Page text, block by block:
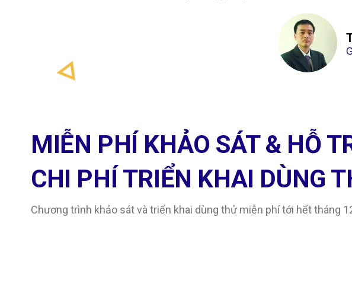
MIỄN PHÍ KHẢO SÁT & HỖ
CHI PHÍ TRIỂN KHAI DÙNG
Chương trình khảo sát và triển khai dùng thử miễn phí tới hết tháng